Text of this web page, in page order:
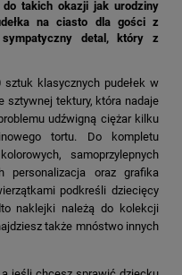
takich okazji jak urodziny
na ciasto dla gości z
sympatyczny detal, który z
klasycznych pudełek w
sztywnej tektury, która nadaje
udźwigną ciężar kilku
tortu. Do kompletu
samoprzylepnych
personalizacja oraz grafika
podkreśli dziecięcy
naklejki należą do kolekcji
także mnóstwo innych